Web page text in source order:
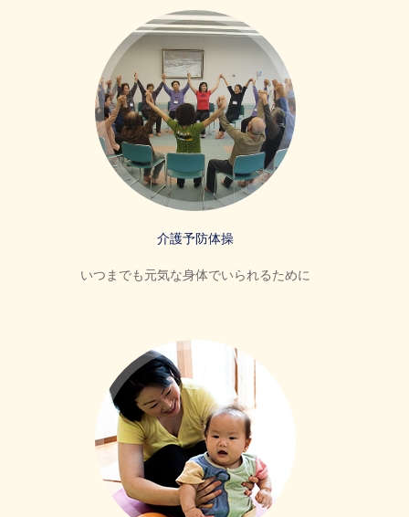
介護予防体操
いつまでも元気な身体でいられるために